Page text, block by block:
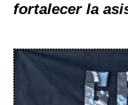
fortalecer la